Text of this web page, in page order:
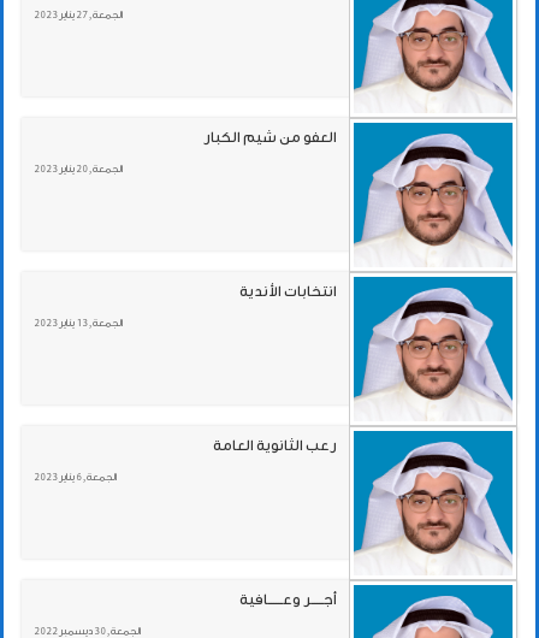
الجمعة , 27 يناير 2023
العفو من شيم الكبار
الجمعة , 20 يناير 2023
انتخابات الأندية
الجمعة , 13 يناير 2023
رعب الثانوية العامة
الجمعة , 6 يناير 2023
أجـــــر وعــــــافية
الجمعة , 30 ديسمبر 2022